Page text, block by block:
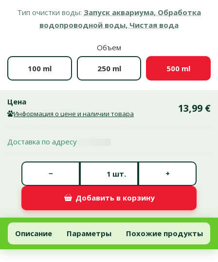
Тип очистки воды: Запуск аквариума, Обработка
водопроводной воды, Чистая вода
Объем
100 ml 250 ml 500 ml
Цена
Информация о цене и наличии товара 13,99 €
Доставка по адресу
шт.
− +
Добавить в корзину
Средство для ухода за водой – Tetra Aqua Safe, 500 мл
Добавить в корзину
Описание Параметры Похожие продукты
В начало страницы